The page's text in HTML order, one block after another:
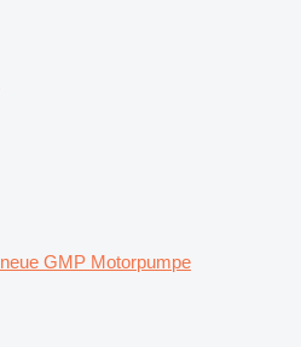
neue GMP Motorpumpe